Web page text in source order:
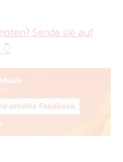
Sende sie auf